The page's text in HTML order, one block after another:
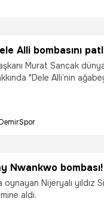
Alli bombasını
Murat Sancak
"Dele Alli’nin
Nwankwo bombası!
Nijeryalı yıldız
aldı.